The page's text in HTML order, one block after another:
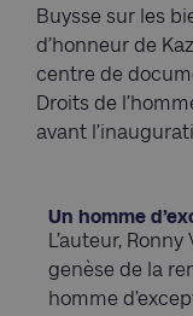
Buysse sur les
d’honneur de
centre de
Droits de
avant
Un homme
L’auteur,
genèse de la
homme